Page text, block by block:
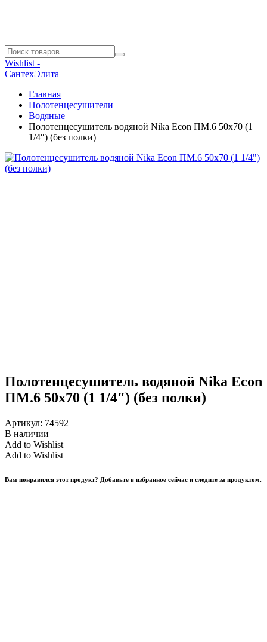
Wishlist -
СантехЭлита
Главная
Полотенцесушители
Водяные
Полотенцесушитель водяной Nika Econ ПМ.6 50х70 (1
1/4″) (без полки)
Полотенцесушитель водяной Nika Econ
ПМ.6 50х70 (1 1/4″) (без полки)
Артикул: 74592
В наличии
Add to Wishlist
Add to Wishlist
Вам понравился этот продукт? Добавьте в избранное сейчас и следите за продуктом.